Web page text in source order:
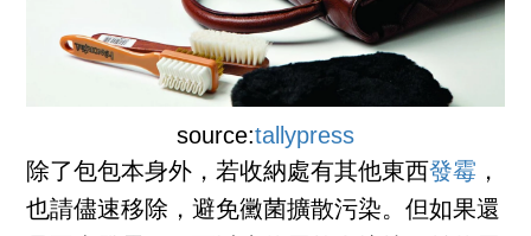
source:tallypress
除了包包本身外，若收納處有其他東西發霉 ，
也請儘速移除，避免黴菌擴散污染。但如果還